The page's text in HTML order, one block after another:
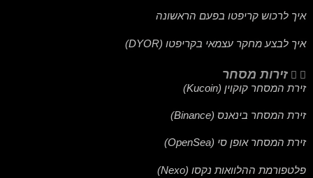
איך לרכוש קריפטו בפעם הראשונה
איך לבצע מחקר עצמאי בקריפטו (DYOR)
זירות מסחר
זירת המסחר קוקוין (Kucoin)
זירת המסחר בינאנס (Binance)
זירת המסחר אופן סי (OpenSea)
פלטפורמת ההלוואות נקסו (Nexo)